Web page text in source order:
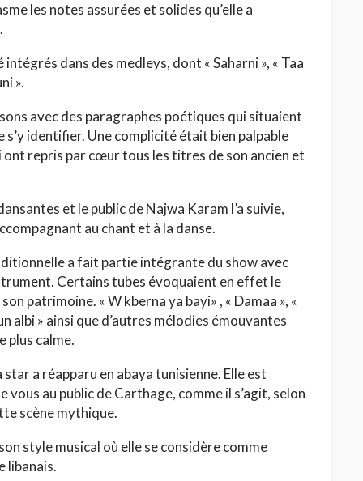
les notes assurées et solides qu’elle a
dans des medleys, dont « Saharni », « Taa
».
avec des paragraphes poétiques qui situaient
s’y identifier. Une complicité était bien palpable
repris par cœur tous les titres de son ancien et
et le public de Najwa Karam l’a suivie,
au chant et à la danse.
a fait partie intégrante du show avec
Certains tubes évoquaient en effet le
patrimoine. « W kberna ya bayi» , « Damaa », «
albi » ainsi que d’autres mélodies émouvantes
plus calme.
a réapparu en abaya tunisienne. Elle est
vous au public de Carthage, comme il s’agit, selon
scène mythique.
style musical où elle se considère comme
libanais.